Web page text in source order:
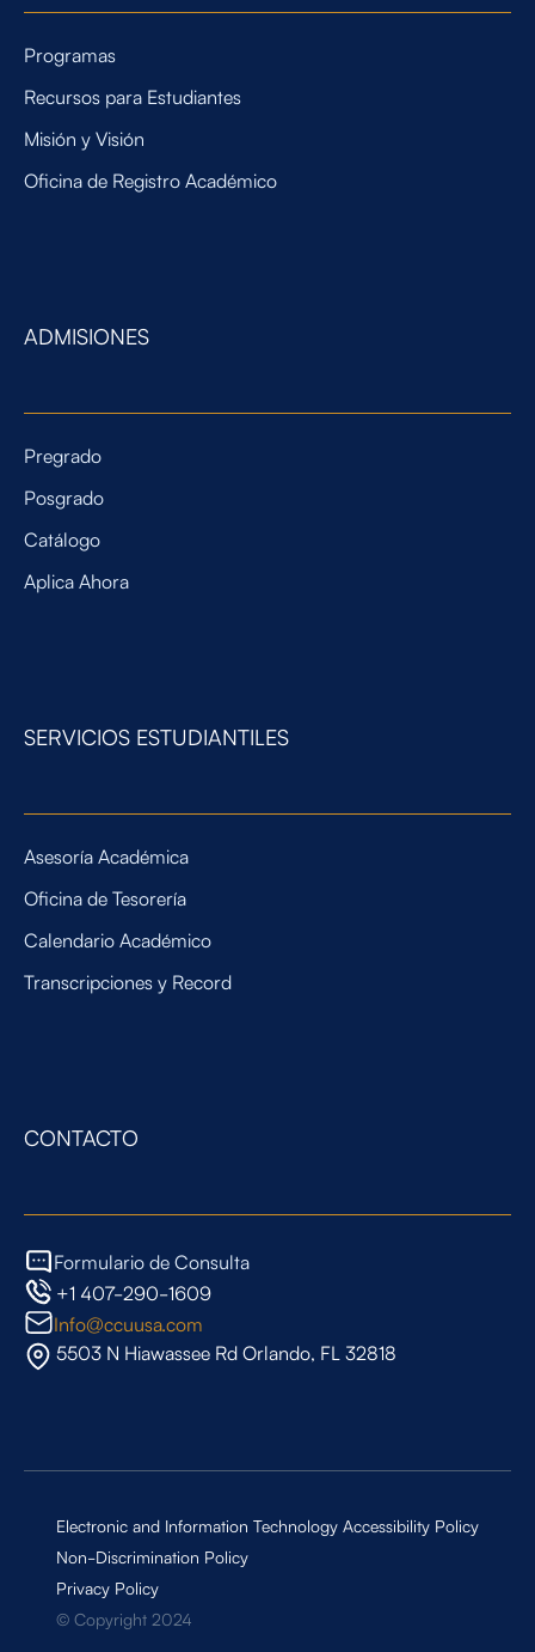
Programas
Recursos para Estudiantes
Misión y Visión
Oficina de Registro Académico
ADMISIONES
Pregrado
Posgrado
Catálogo
Aplica Ahora
SERVICIOS ESTUDIANTILES
Asesoría Académica
Oficina de Tesorería
Calendario Académico
Transcripciones y Record
CONTACTO
Formulario de Consulta
+1 407-290-1609
Info@ccuusa.com
5503 N Hiawassee Rd Orlando, FL 32818
Electronic and Information Technology Accessibility Policy
Non-Discrimination Policy
Privacy Policy
© Copyright 2024